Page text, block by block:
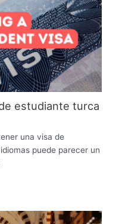
estudiante turca
una visa de
puede parecer un